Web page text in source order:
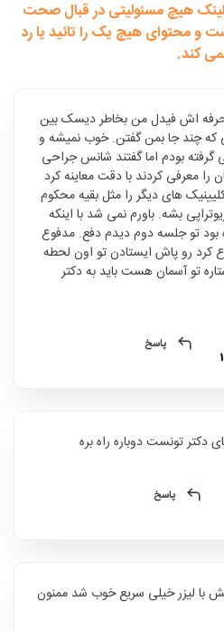
هیچ مسئولیتی در قبال صحت
و محتوای هیچ یک را تائید یا رد
کند.
حرفه اش فیدل من بخاطر دیسک بین
که چند جا بمن گفتن. خوب نمیشه و
بودم اما گفتند شانس جراحی
را معرفی کردند با دقت معاینه کرد
های دیگر را مثل بقیه محکوم
بشه. باورم نمی شد با اینکه
بود تو جلسه دوم دیدم دفع. مدفوع
رو پاش ایستادن تو اون لحطه
تو آسمان هست باید به دکتر
پاسخ
دکتر تونست دوباره راه بره
پاسخ
با لیزر خیلی سریع خوب شد ممنون